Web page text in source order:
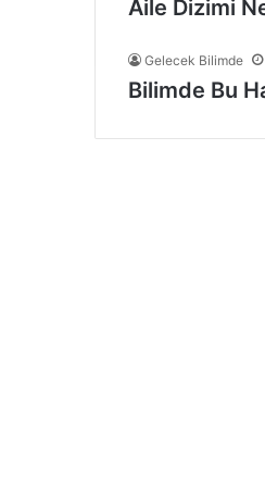
Aile Dizimi
Gelecek Bilimde
Bilimde Bu